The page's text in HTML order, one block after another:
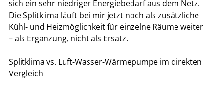
sich ein sehr niedriger Energiebedarf aus dem Netz.
Die Splitklima läuft bei mir jetzt noch als zusätzliche
Kühl- und Heizmöglichkeit für einzelne Räume weiter
– als Ergänzung, nicht als Ersatz.
Splitklima vs. Luft-Wasser-Wärmepumpe im direkten
Vergleich: